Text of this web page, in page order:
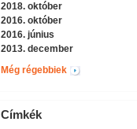
2018. október
2016. október
2016. június
2013. december
Még régebbiek
Címkék